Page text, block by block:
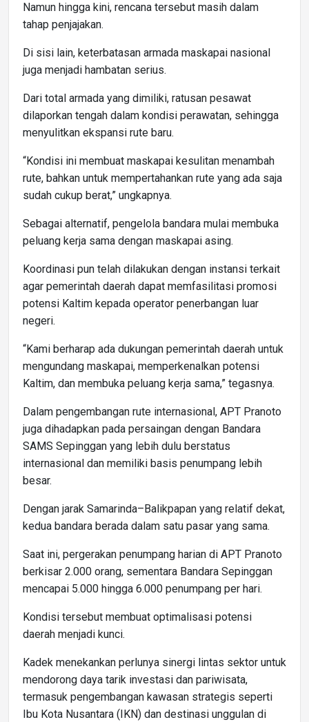
Namun hingga kini, rencana tersebut masih dalam
tahap penjajakan.
Di sisi lain, keterbatasan armada maskapai nasional
juga menjadi hambatan serius.
Dari total armada yang dimiliki, ratusan pesawat
dilaporkan tengah dalam kondisi perawatan, sehingga
menyulitkan ekspansi rute baru.
“Kondisi ini membuat maskapai kesulitan menambah
rute, bahkan untuk mempertahankan rute yang ada saja
sudah cukup berat,” ungkapnya.
Sebagai alternatif, pengelola bandara mulai membuka
peluang kerja sama dengan maskapai asing.
Koordinasi pun telah dilakukan dengan instansi terkait
agar pemerintah daerah dapat memfasilitasi promosi
potensi Kaltim kepada operator penerbangan luar
negeri.
“Kami berharap ada dukungan pemerintah daerah untuk
mengundang maskapai, memperkenalkan potensi
Kaltim, dan membuka peluang kerja sama,” tegasnya.
Dalam pengembangan rute internasional, APT Pranoto
juga dihadapkan pada persaingan dengan Bandara
SAMS Sepinggan yang lebih dulu berstatus
internasional dan memiliki basis penumpang lebih
besar.
Dengan jarak Samarinda–Balikpapan yang relatif dekat,
kedua bandara berada dalam satu pasar yang sama.
Saat ini, pergerakan penumpang harian di APT Pranoto
berkisar 2.000 orang, sementara Bandara Sepinggan
mencapai 5.000 hingga 6.000 penumpang per hari.
Kondisi tersebut membuat optimalisasi potensi
daerah menjadi kunci.
Kadek menekankan perlunya sinergi lintas sektor untuk
mendorong daya tarik investasi dan pariwisata,
termasuk pengembangan kawasan strategis seperti
Ibu Kota Nusantara (IKN) dan destinasi unggulan di